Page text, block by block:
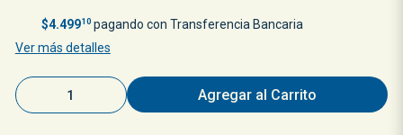
$4.49910pagando con Transferencia Bancaria
Ver más detalles
Agregar al Carrito